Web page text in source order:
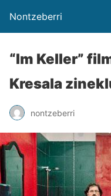
Nontzeberri
“Im Keller”
Kresala
nontzeberri